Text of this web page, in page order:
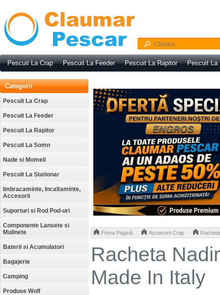
Pescuit La Crap Pescuit La Feeder Pescuit La Rapitor Pescuit La
Categorii
Pescuit La Crap
Pescuit La Feeder
Pescuit La Rapitor
Pescuit La Somn
Nade si Momeli
Pescuit La Stationar
Imbracaminte, Incaltaminte,
Accesorii
Suporturi si Rod Pod-uri
Componente Lansete si
Mulinete
Baterii si Acumulatori
Bagajerie
Camping
Produse Wolf
Prima Pagină Accesorii Crap
Racheta
Made In Italy